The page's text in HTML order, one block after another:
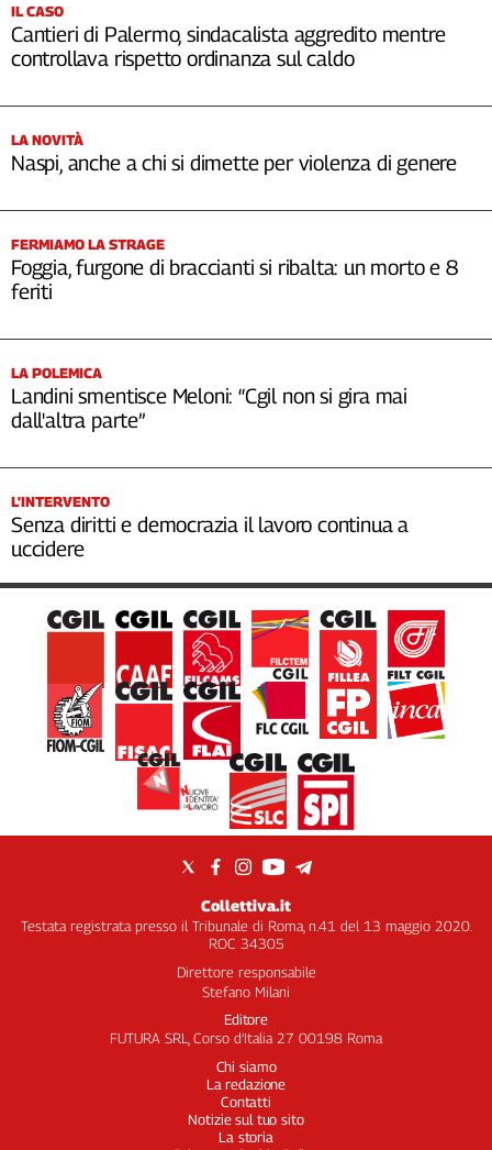
IL CASO
Cantieri di Palermo, sindacalista aggredito mentre
controllava rispetto ordinanza sul caldo
LA NOVITÀ
Naspi, anche a chi si dimette per violenza di genere
FERMIAMO LA STRAGE
Foggia, furgone di braccianti si ribalta: un morto e 8
feriti
LA POLEMICA
Landini smentisce Meloni: “Cgil non si gira mai
dall'altra parte”
L'INTERVENTO
Senza diritti e democrazia il lavoro continua a
uccidere
Collettiva.it
Testata registrata presso il Tribunale di Roma, n.41 del 13 maggio 2020.
ROC 34305
Direttore responsabile
Stefano Milani
Editore
FUTURA SRL, Corso d’Italia 27 00198 Roma
Chi siamo
La redazione
Contatti
Notizie sul tuo sito
La storia